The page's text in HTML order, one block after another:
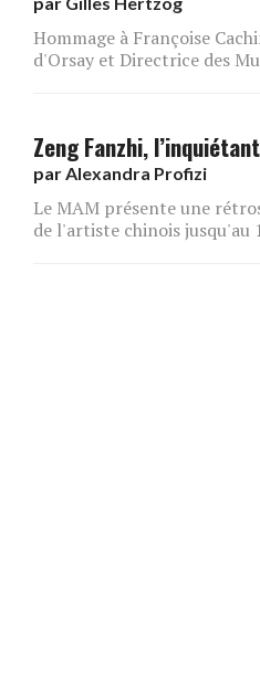
Hommage à Françoise
d'Orsay et Directrice des
Zeng Fanzhi,
parAlexandra Profizi
Le MAM présente une
de l'artiste chinois jusqu'au